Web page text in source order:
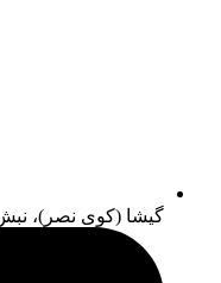
گیشا (کوی نصر)، نبش کوچه 39،